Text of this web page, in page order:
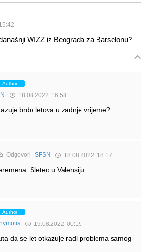
WIZZ iz Beograda za Barselonu?
Author
18.08.2022. 16:58
brdo letova u zadnje vrijeme?
OdgovoriSFSN 18.08.2022. 18:17
Sleteo u Valensiju.
Author
19.08.2022. 00:19
da se let otkazuje radi problema samog